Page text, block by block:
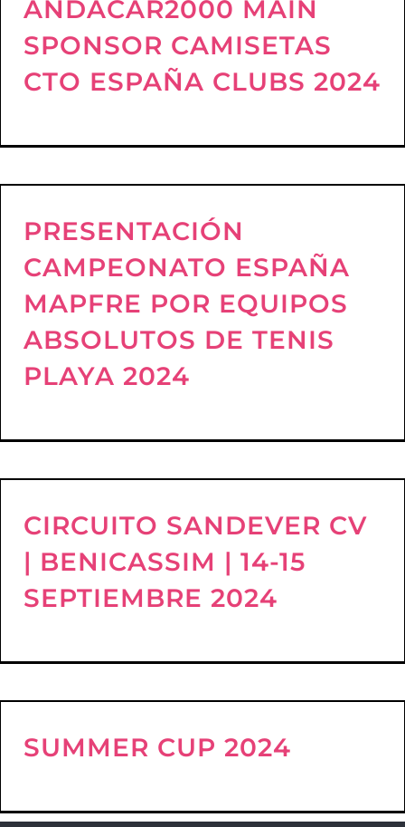
ANDACAR2000 MAIN
SPONSOR CAMISETAS
CTO ESPAÑA CLUBS 2024
PRESENTACIÓN
CAMPEONATO ESPAÑA
MAPFRE POR EQUIPOS
ABSOLUTOS DE TENIS
PLAYA 2024
CIRCUITO SANDEVER CV
| BENICASSIM | 14-15
SEPTIEMBRE 2024
SUMMER CUP 2024